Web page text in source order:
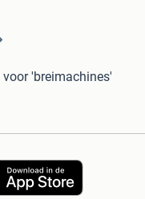
voor 'breimachines'